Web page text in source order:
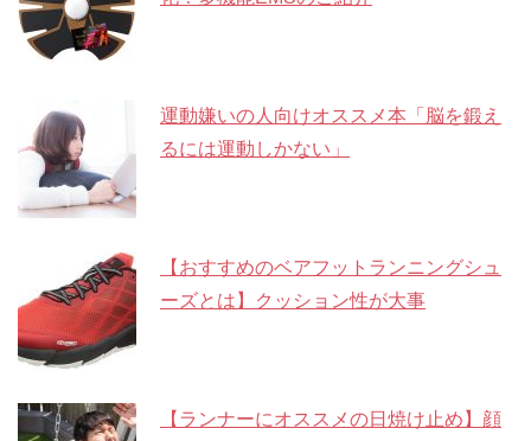
運動嫌いの人向けオススメ本「脳を鍛え
るには運動しかない」
【おすすめのベアフットランニングシュ
ーズとは】クッション性が大事
【ランナーにオススメの日焼け止め】顔